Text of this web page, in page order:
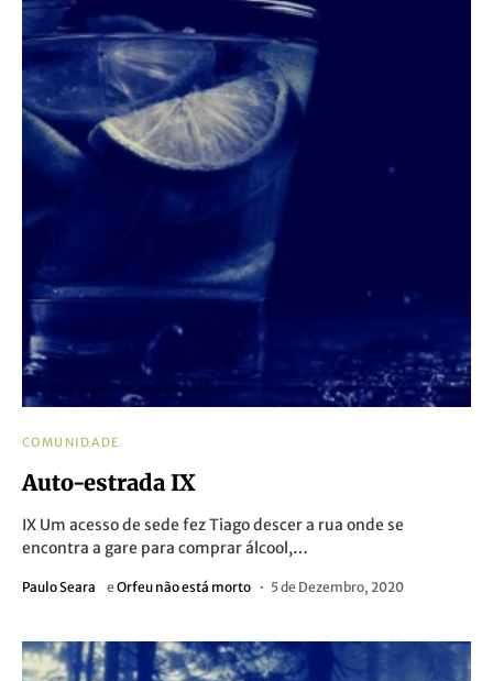
COMUNIDADE
Auto-estrada IX
IX Um acesso de sede fez Tiago descer a rua onde se
encontra a gare para comprar álcool,…
Paulo Seara e Orfeu não está morto 5 de Dezembro, 2020